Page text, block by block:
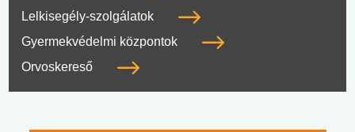
Lelkisegély-szolgálatok
Gyermekvédelmi központok
Orvoskereső